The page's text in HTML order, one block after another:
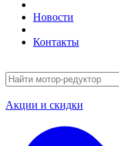
Новости
Контакты
Акции и скидки